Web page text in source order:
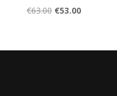
€63.00 Original
€63.00.
€53.00Current
€53.00.